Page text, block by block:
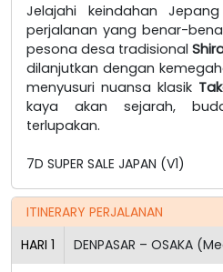
Jelajahi keindahan
perjalanan yang benar-
pesona desa tradisional
dilanjutkan dengan
menyusuri nuansa klasik
kaya akan sejarah,
terlupakan.
7D SUPER SALE JAPAN (V1)
ITINERARY PERJALANAN
HARI 1 DENPASAR – OSAKA